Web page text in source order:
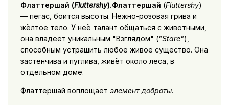
Флаттершай (Fluttershy).Флаттершай (Fluttershy)
— пегас, боится высоты. Нежно-розовая грива и
жёлтое тело. У неё талант общаться с животными,
она владеет уникальным
Взглядом ( Stare ),
способным устрашить любое живое существо. Она
застенчива и пуглива, живёт около леса, в
отдельном доме.
Флаттершай воплощает элемент доброты.